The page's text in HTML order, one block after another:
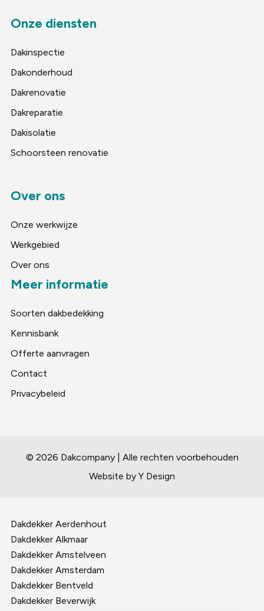
Onze diensten
Dakinspectie
Dakonderhoud
Dakrenovatie
Dakreparatie
Dakisolatie
Schoorsteen renovatie
Over ons
Onze werkwijze
Werkgebied
Over ons
Meer informatie
Soorten dakbedekking
Kennisbank
Offerte aanvragen
Contact
Privacybeleid
© 2026 Dakcompany | Alle rechten voorbehouden
Website by Y Design
Dakdekker Aerdenhout
Dakdekker Alkmaar
Dakdekker Amstelveen
Dakdekker Amsterdam
Dakdekker Bentveld
Dakdekker Beverwijk